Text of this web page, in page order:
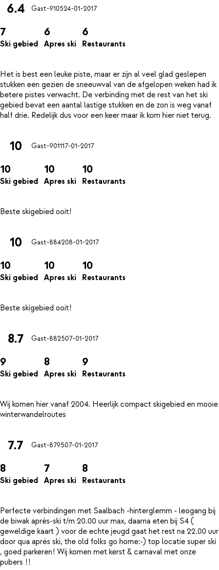
6.4 Gast-910524-01-2017
7
Ski gebied
6
Apres ski
6
Restaurants
Het is best een leuke piste, maar er zijn al veel glad geslepen
stukken een gezien de sneeuwval van de afgelopen weken had ik
betere pistes verwacht. De verbinding met de rest van het ski
gebied bevat een aantal lastige stukken en de zon is weg vanaf
10 Gast-901117-01-2017
10
Ski gebied
10
Apres ski
10
Restaurants
10 Gast-884208-01-2017
10
Ski gebied
10
Apres ski
10
Restaurants
8.7 Gast-882507-01-2017
9
Ski gebied
8
Apres ski
9
Restaurants
Wij komen hier vanaf 2004. Heerlijk compact skigebied en mooie
7.7 Gast-879507-01-2017
8
Ski gebied
7
Apres ski
8
Restaurants
Perfecte verbindingen met Saalbach -hinterglemm - leogang bij
de biwak après-ski t/m 20.00 uur max, daarna eten bij S4 (
geweldige kaart ) voor de echte jeugd gaat het rest na 22.00 uur
door qua après ski, the old folks go home:-) top locatie super ski
, goed parkeren! Wij komen met kerst & carnaval met onze